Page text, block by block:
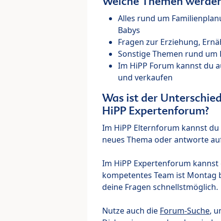
Alles rund um
Babys
Fragen zur Erziehung,
Sonstige Themen rund um
Im HiPP Forum kannst du
und verkaufen
Was ist der
HiPP Expertenforum?
Im HiPP Elternforum kannst
neues Thema oder antworte
Im HiPP Expertenforum kannst
kompetentes Team ist Montag
deine Fragen schnellstmöglich.
Nutze auch die Forum-Suche,